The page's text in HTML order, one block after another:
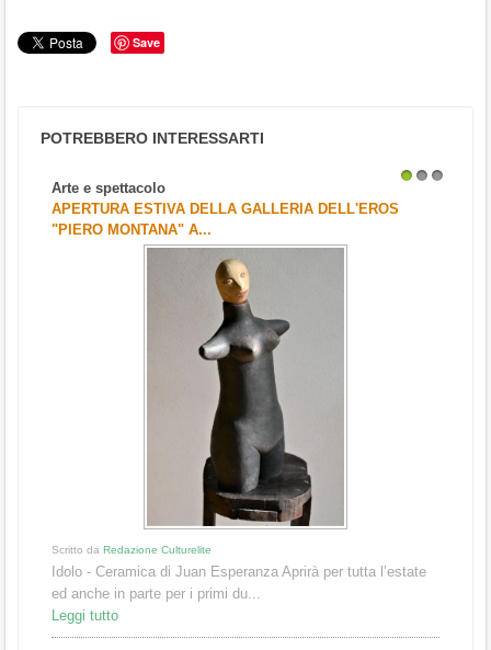
Save
POTREBBERO INTERESSARTI
Arte e spettacolo
APERTURA ESTIVA DELLA GALLERIA DELL'EROS
"PIERO MONTANA" A...
Scritto da Redazione Culturelite
Idolo - Ceramica di Juan Esperanza Aprirà per tutta l’estate
ed anche in parte per i primi du...
Leggi tutto